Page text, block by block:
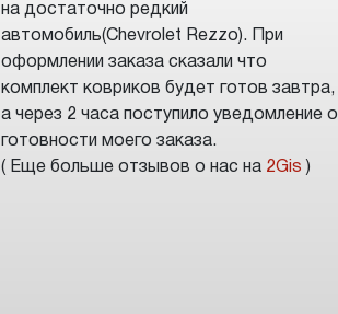
на достаточно редкий
автомобиль(Chevrolet Rezzo). При
оформлении заказа сказали что
комплект ковриков будет готов завтра,
а через 2 часа поступило уведомление о
готовности моего заказа.
( Еще больше отзывов о нас на 2Gis )